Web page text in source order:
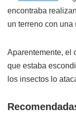
encontraba
un terreno con una
Aparentemente, el
que estaba
los insectos lo